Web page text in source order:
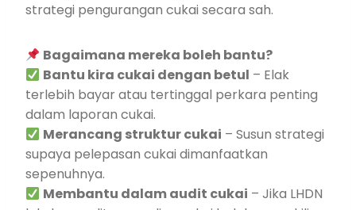
strategi pengurangan cukai secara sah.
Bagaimana mereka boleh bantu?
Bantu kira cukai dengan betul – Elak
terlebih bayar atau tertinggal perkara penting
dalam laporan cukai.
Merancang struktur cukai – Susun strategi
supaya pelepasan cukai dimanfaatkan
sepenuhnya.
Membantu dalam audit cukai – Jika LHDN